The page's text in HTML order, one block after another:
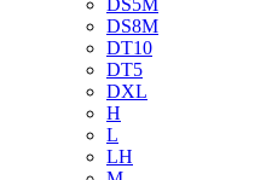
DS5M
DS8M
DT10
DT5
DXL
H
L
LH